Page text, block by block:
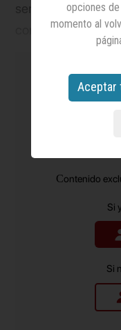
servicios de
contenidos,
influencer marketing
Equipo
suma a otras que
estrategia,
Contenido
Si
Si
opciones
momento al
Aceptar